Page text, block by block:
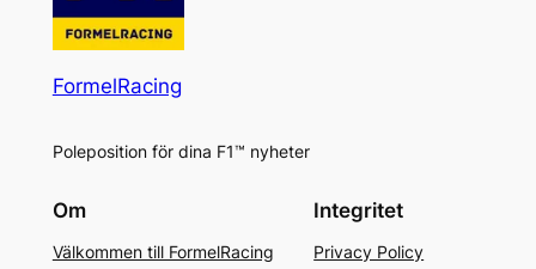
FormelRacing
Poleposition för dina F1™ nyheter
Om
Välkommen till FormelRacing
Integritet
Privacy Policy